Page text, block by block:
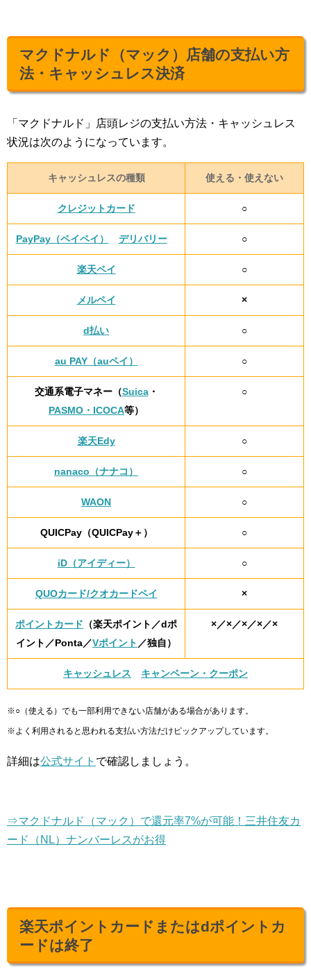
マクドナルド（マック）店舗の支払い方
法・キャッシュレス決済
「マクドナルド」店頭レジの支払い方法・キャッシュレス
状況は次のようになっています。
キャッシュレスの種類 使える・使えない
クレジットカード ○
PayPay（ペイペイ） デリバリー ○
楽天ペイ ○
メルペイ ×
d払い ○
au PAY（auペイ） ○
交通系電子マネー（Suica・
PASMO・ICOCA等）
○
楽天Edy ○
nanaco（ナナコ） ○
WAON ○
QUICPay（QUICPay＋） ○
iD（アイディー） ○
QUOカード/クオカードペイ ×
ポイントカード （楽天ポイント／dポ
イント／Ponta／Vポイント ／独自）
×／×／×／×／×
キャッシュレス キャンペーン・クーポン
※○（使える）でも一部利用できない店舗がある場合があります。
※よく利用されると思われる支払い方法だけピックアップしています。
詳細は公式サイト で確認しましょう。
⇒マクドナルド（マック）で還元率7%が可能！三井住友カ
ード（NL）ナンバーレスがお得
楽天ポイントカードまたはdポイントカ
ードは終了